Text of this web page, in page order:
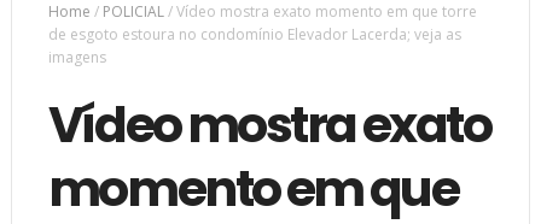
Home / POLICIAL/Vídeo mostra exato momento em que torre
de esgoto estoura no condomínio Elevador Lacerda; veja as
imagens
Vídeo mostra exato
momento em que